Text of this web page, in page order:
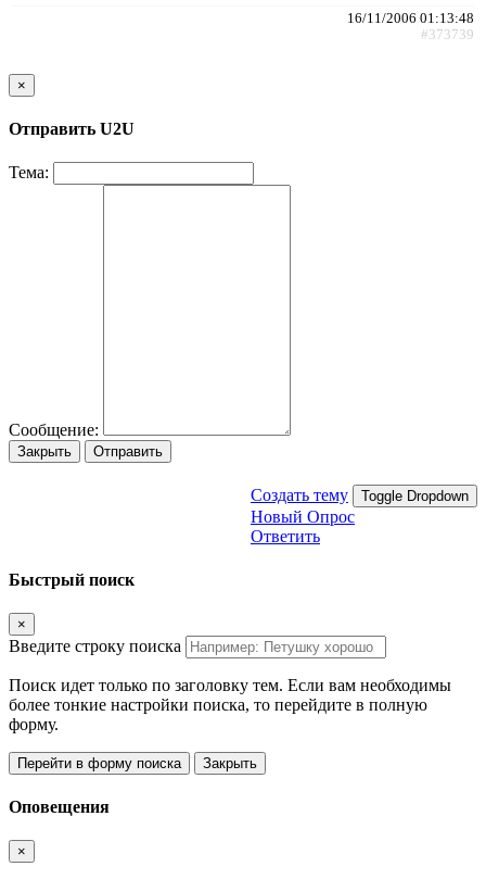
16/11/2006 01:13:48
#373739
×
Отправить U2U
Тема:
Сообщение:
Закрыть Отправить
Создать тему Toggle Dropdown
Новый Опрос
Ответить
Быстрый поиск
×
Введите строку поиска
Поиск идет только по заголовку тем. Если вам необходимы
более тонкие настройки поиска, то перейдите в полную
форму.
Перейти в форму поиска Закрыть
Оповещения
×